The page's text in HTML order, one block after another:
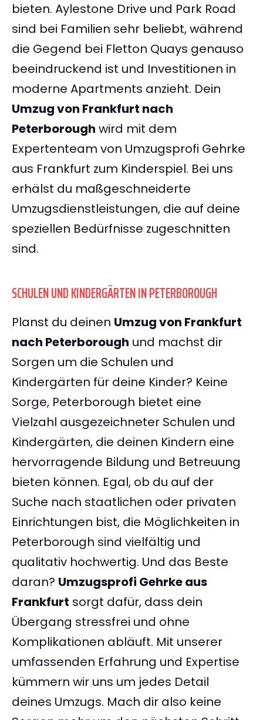
bieten. Aylestone Drive und Park Road
sind bei Familien sehr beliebt, während
die Gegend bei Fletton Quays genauso
beeindruckend ist und Investitionen in
moderne Apartments anzieht. Dein
Umzug von Frankfurt nach
Peterborough wird mit dem
Expertenteam von Umzugsprofi Gehrke
aus Frankfurt zum Kinderspiel. Bei uns
erhälst du maßgeschneiderte
Umzugsdienstleistungen, die auf deine
speziellen Bedürfnisse zugeschnitten
sind.
SCHULEN UND KINDERGÄRTEN IN PETERBOROUGH
Planst du deinen Umzug von Frankfurt
nach Peterborough und machst dir
Sorgen um die Schulen und
Kindergärten für deine Kinder? Keine
Sorge, Peterborough bietet eine
Vielzahl ausgezeichneter Schulen und
Kindergärten, die deinen Kindern eine
hervorragende Bildung und Betreuung
bieten können. Egal, ob du auf der
Suche nach staatlichen oder privaten
Einrichtungen bist, die Möglichkeiten in
Peterborough sind vielfältig und
qualitativ hochwertig. Und das Beste
daran? Umzugsprofi Gehrke aus
Frankfurt sorgt dafür, dass dein
Übergang stressfrei und ohne
Komplikationen abläuft. Mit unserer
umfassenden Erfahrung und Expertise
kümmern wir uns um jedes Detail
deines Umzugs. Mach dir also keine